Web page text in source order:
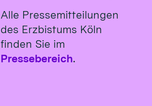
Alle Pressemitteilungen
des Erzbistums Köln
finden Sie im
Pressebereich.